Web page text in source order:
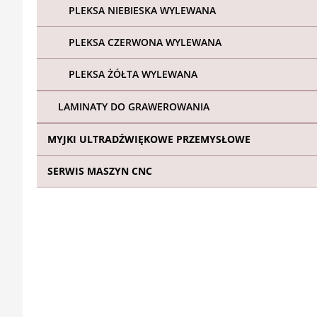
PLEKSA NIEBIESKA WYLEWANA
PLEKSA CZERWONA WYLEWANA
PLEKSA ŻÓŁTA WYLEWANA
LAMINATY DO GRAWEROWANIA
MYJKI ULTRADŹWIĘKOWE PRZEMYSŁOWE
SERWIS MASZYN CNC